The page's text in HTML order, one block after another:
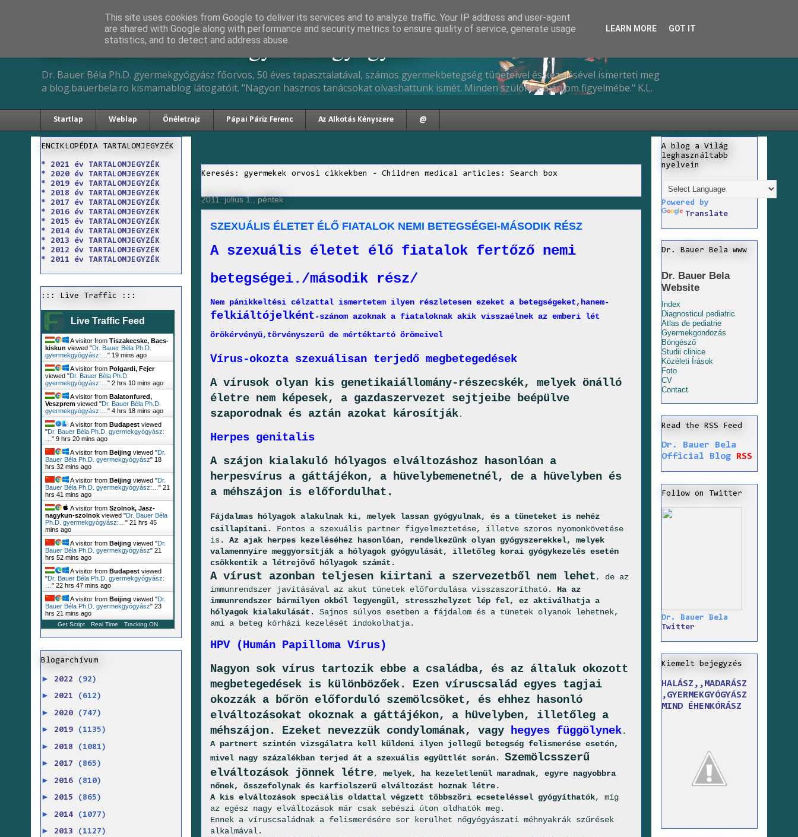
Dr. Bauer Béla Ph.D. gyermekgyógyász
Dr. Bauer Béla Ph.D. gyermekgyógyász főorvos, 50 éves tapasztalatával, számos gyermekbetegség tüneteivel és kezelésével ismerteti meg
a blog.bauerbela.ro kismamablog látogatóit. "Nagyon hasznos tanácsokat olvashattunk ismét. Minden szülőnek ajánlom figyelmébe." K.L.
Startlap Weblap Önéletrajz Pápai Páriz Ferenc Az Alkotás Kényszere @
Keresés: gyermekek orvosi cikkekben - Children medical articles: Search box
2011. július 1., péntek
SZEXUÁLIS ÉLETET ÉLŐ FIATALOK NEMI BETEGSÉGEI-MÁSODIK RÉSZ
A szexuális életet élő fiatalok fertőző nemi
betegségei./második rész/
Nem pánikkeltési célzattal ismertetem ilyen részletesen ezeket a betegségeket,hanem-
felkiáltójelként-szánom azoknak a fiataloknak akik visszaélnek az emberi lét
örökérvényü,törvényszerü de mértéktartó örömeivel
Vírus-okozta szexuálisan terjedő megbetegedések
A vírusok olyan kis genetikaiállomány-részecskék, melyek önálló
életre nem képesek, a gazdaszervezet sejtjeibe beépülve
szaporodnak és aztán azokat károsítják.
Herpes genitalis
A szájon kialakuló hólyagos elváltozáshoz hasonlóan a
herpesvírus a gáttájékon, a hüvelybemenetnél, de a hüvelyben és
a méhszájon is előfordulhat.
Fájdalmas hólyagok alakulnak ki, melyek lassan gyógyulnak, és a tüneteket is nehéz
csillapítani.
Fontos a szexuális partner figyelmeztetése, illetve szoros nyomonkövetése
is. Az ajak herpes kezeléséhez hasonlóan, rendelkezünk olyan gyógyszerekkel, melyek
valamennyire meggyorsítják a hólyagok gyógyulását, illetőleg korai gyógykezelés esetén
csökkentik a létrejövő hólyagok számát.
A vírust azonban teljesen kiirtani a szervezetből nem lehet, de az
immunrendszer javításával az akut tünetek előfordulása visszaszorítható. Ha az
immunrendszer bármilyen okból legyengül, stresszhelyzet lép fel, ez aktiválhatja a
hólyagok kialakulását.
Sajnos súlyos esetben a fájdalom és a tünetek olyanok lehetnek,
ami a beteg kórházi kezelését indokolhatja.
HPV (Humán Papilloma Vírus)
Nagyon sok vírus tartozik ebbe a családba, és az általuk okozott
megbetegedések is különbözőek. Ezen víruscsalád egyes tagjai
okozzák a bőrön előforduló szemölcsöket, és ehhez hasonló
elváltozásokat okoznak a gáttájékon, a hüvelyben, illetőleg a
méhszájon. Ezeket nevezzük condylomának, vagy hegyes függölynek.
A partnert szintén vizsgálatra kell küldeni ilyen jellegű betegség felismerése esetén,
mivel nagy százalékban terjed át a szexuális együttlét során.
Szemölcsszerű
elváltozások jönnek létre, melyek, ha kezeletlenül maradnak, egyre nagyobbra
nőnek, összefolynak és karfiolszerű elváltozást hoznak létre.
A kis elváltozások speciális oldattal végzett többszöri ecseteléssel gyógyíthatók, míg
az egész nagy elváltozások már csak sebészi úton oldhatók meg.
Ennek a víruscsaládnak a felismerésére sor kerülhet nőgyógyászati méhnyakrák szűrések
alkalmával.
ENCIKLOPÉDIA TARTALOMJEGYZÉK
* 2021 év TARTALOMJEGYZÉK
* 2020 év TARTALOMJEGYZÉK
* 2019 év TARTALOMJEGYZÉK
* 2018 év TARTALOMJEGYZÉK
* 2017 év TARTALOMJEGYZÉK
* 2016 év TARTALOMJEGYZÉK
* 2015 év TARTALOMJEGYZÉK
* 2014 év TARTALOMJEGYZÉK
* 2013 év TARTALOMJEGYZÉK
* 2012 év TARTALOMJEGYZÉK
* 2011 év TARTALOMJEGYZÉK
::: Live Traffic :::
Live Traffic Feed
A visitor from Tiszakecske, Bacs-
kiskun viewed "Dr. Bauer Béla Ph.D.
gyermekgyógyász:… " 19 mins ago
A visitor from Polgardi, Fejer
viewed "Dr. Bauer Béla Ph.D.
gyermekgyógyász:… " 2 hrs 10 mins ago
A visitor from Balatonfured,
Veszprem viewed "Dr. Bauer Béla Ph.D.
gyermekgyógyász:… " 4 hrs 18 mins ago
A visitor from Budapest viewed
"Dr. Bauer Béla Ph.D. gyermekgyógyász:
" 9 hrs 20 mins ago
A visitor from Beijing viewed "Dr.
Bauer Béla Ph.D. gyermekgyógyász" 18
hrs 32 mins ago
A visitor from Beijing viewed "Dr.
Bauer Béla Ph.D. gyermekgyógyász:… " 21
hrs 41 mins ago
A visitor from Szolnok, Jasz-
nagykun-szolnok viewed "Dr. Bauer Béla
Ph.D. gyermekgyógyász:… " 21 hrs 45
mins ago
A visitor from Beijing viewed "Dr.
Bauer Béla Ph.D. gyermekgyógyász" 21
hrs 52 mins ago
A visitor from Budapest viewed
"Dr. Bauer Béla Ph.D. gyermekgyógyász:
" 22 hrs 47 mins ago
A visitor from Beijing viewed "Dr.
Bauer Béla Ph.D. gyermekgyógyász" 23
hrs 21 mins ago
Get Script Real Time Tracking ON
Blogarchívum
► 2022 (92)
► 2021 (612)
► 2020 (747)
► 2019 (1135)
► 2018 (1081)
► 2017 (865)
► 2016 (810)
► 2015 (865)
► 2014 (1077)
► 2013 (1127)
A blog a Világ
leghasználtabb
nyelvein
Powered by
Translate
Dr. Bauer Bela www
Dr. Bauer Bela
Website
Index
Diagnosticul pediatric
Atlas de pediatrie
Gyermekgondozás
Böngésző
Studii clinice
Közéleti Írások
Foto
CV
Contact
Read the RSS Feed
Dr. Bauer Bela
Official Blog
RSS
Follow on Twitter
Dr. Bauer Bela
Twitter
Kiemelt bejegyzés
HALÁSZ,,MADARÁSZ
,GYERMEKGYÓGYÁSZ
MIND ÉHENKÓRÁSZ
This site uses cookies from Google to deliver its services and to analyze traffic. Your IP address and user-agent
are shared with Google along with performance and security metrics to ensure quality of service, generate usage
statistics, and to detect and address abuse.
LEARN MORE GOT IT